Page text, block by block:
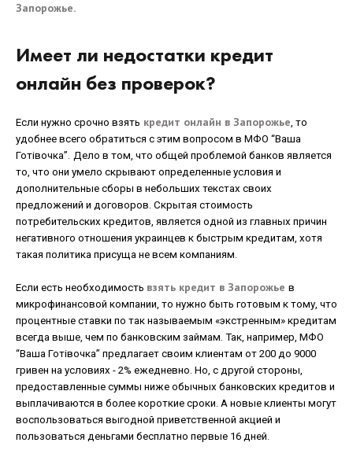
Запорожье.
Имеет ли недостатки кредит
онлайн без проверок?
Если нужно срочно взять кредит онлайн в Запорожье, то
удобнее всего обратиться с этим вопросом в МФО “Ваша
Готівочка”. Дело в том, что общей проблемой банков является
то, что они умело скрывают определенные условия и
дополнительные сборы в небольших текстах своих
предложений и договоров. Скрытая стоимость
потребительских кредитов, является одной из главных причин
негативного отношения украинцев к быстрым кредитам, хотя
такая политика присуща не всем компаниям.
Если есть необходимость взять кредит в Запорожье в
микрофинансовой компании, то нужно быть готовым к тому, что
процентные ставки по так называемым «экстренным» кредитам
всегда выше, чем по банковским займам. Так, например, МФО
“Ваша Готівочка” предлагает своим клиентам от 200 до 9000
гривен на условиях - 2% ежедневно. Но, с другой стороны,
предоставленные суммы ниже обычных банковских кредитов и
выплачиваются в более короткие сроки. А новые клиенты могут
воспользоваться выгодной приветственной акцией и
пользоваться деньгами бесплатно первые 16 дней.